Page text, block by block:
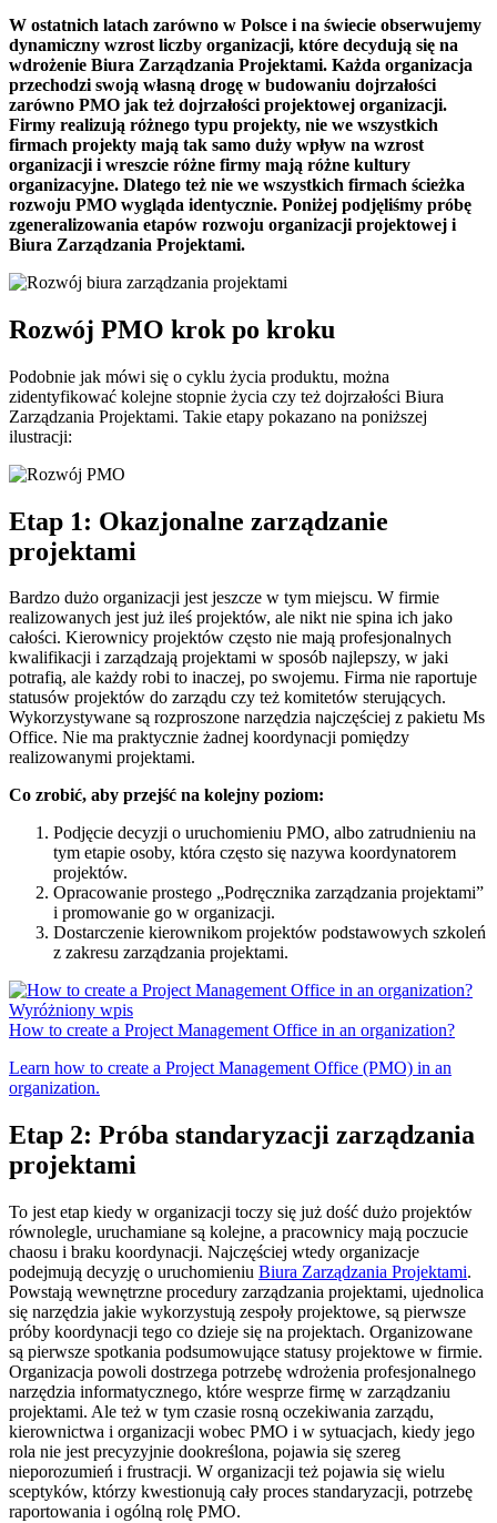
W ostatnich latach zarówno w Polsce i na świecie obserwujemy
dynamiczny wzrost liczby organizacji, które decydują się na
wdrożenie Biura Zarządzania Projektami. Każda organizacja
przechodzi swoją własną drogę w budowaniu dojrzałości
zarówno PMO jak też dojrzałości projektowej organizacji.
Firmy realizują różnego typu projekty, nie we wszystkich
firmach projekty mają tak samo duży wpływ na wzrost
organizacji i wreszcie różne firmy mają różne kultury
organizacyjne. Dlatego też nie we wszystkich firmach ścieżka
rozwoju PMO wygląda identycznie. Poniżej podjęliśmy próbę
zgeneralizowania etapów rozwoju organizacji projektowej i
Biura Zarządzania Projektami.
Rozwój PMO krok po kroku
Podobnie jak mówi się o cyklu życia produktu, można
zidentyfikować kolejne stopnie życia czy też dojrzałości Biura
Zarządzania Projektami. Takie etapy pokazano na poniższej
ilustracji:
Etap 1: Okazjonalne zarządzanie
projektami
Bardzo dużo organizacji jest jeszcze w tym miejscu. W firmie
realizowanych jest już ileś projektów, ale nikt nie spina ich jako
całości. Kierownicy projektów często nie mają profesjonalnych
kwalifikacji i zarządzają projektami w sposób najlepszy, w jaki
potrafią, ale każdy robi to inaczej, po swojemu. Firma nie raportuje
statusów projektów do zarządu czy też komitetów sterujących.
Wykorzystywane są rozproszone narzędzia najczęściej z pakietu Ms
Office. Nie ma praktycznie żadnej koordynacji pomiędzy
realizowanymi projektami.
Co zrobić, aby przejść na kolejny poziom:
Podjęcie decyzji o uruchomieniu PMO, albo zatrudnieniu na
tym etapie osoby, która często się nazywa koordynatorem
projektów.
Opracowanie prostego „Podręcznika zarządzania projektami”
i promowanie go w organizacji.
Dostarczenie kierownikom projektów podstawowych szkoleń
z zakresu zarządzania projektami.
Wyróżniony wpis
How to create a Project Management Office in an organization?
Learn how to create a Project Management Office (PMO) in an
organization.
Etap 2: Próba standaryzacji zarządzania
projektami
To jest etap kiedy w organizacji toczy się już dość dużo projektów
równolegle, uruchamiane są kolejne, a pracownicy mają poczucie
chaosu i braku koordynacji. Najczęściej wtedy organizacje
podejmują decyzję o uruchomieniu Biura Zarządzania Projektami.
Powstają wewnętrzne procedury zarządzania projektami, ujednolica
się narzędzia jakie wykorzystują zespoły projektowe, są pierwsze
próby koordynacji tego co dzieje się na projektach. Organizowane
są pierwsze spotkania podsumowujące statusy projektowe w firmie.
Organizacja powoli dostrzega potrzebę wdrożenia profesjonalnego
narzędzia informatycznego, które wesprze firmę w zarządzaniu
projektami. Ale też w tym czasie rosną oczekiwania zarządu,
kierownictwa i organizacji wobec PMO i w sytuacjach, kiedy jego
rola nie jest precyzyjnie dookreślona, pojawia się szereg
nieporozumień i frustracji. W organizacji też pojawia się wielu
sceptyków, którzy kwestionują cały proces standaryzacji, potrzebę
raportowania i ogólną rolę PMO.